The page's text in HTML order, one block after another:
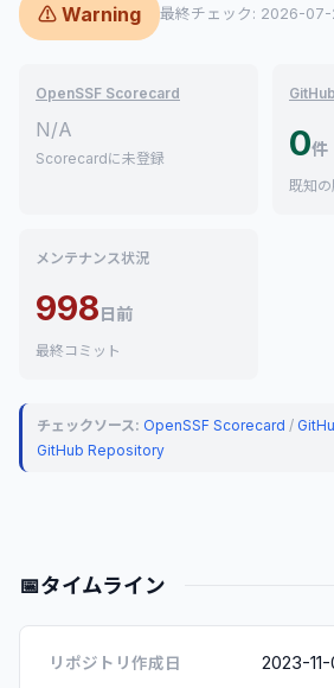
⚠ Warning 最終チェック: 2026-
OpenSSF Scorecard
N/A
Scorecardに未登録 0件
既知
メンテナンス状況
998日前
最終コミット
チェックソース: OpenSSF Scorecard /
GitHub Repository
📅タイムライン
リポジトリ作成日 2023-11-